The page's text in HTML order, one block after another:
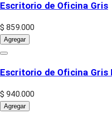
Escritorio de Oficina Gris
$ 859.000
Agregar
Escritorio de Oficina Gris
$ 940.000
Agregar